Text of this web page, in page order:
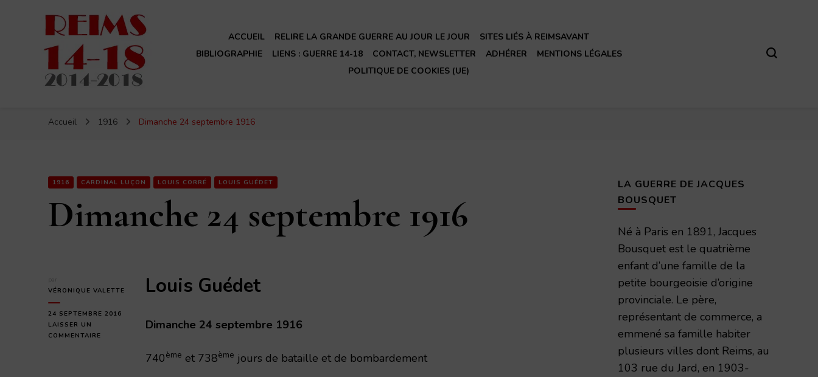
ACCUEIL RELIRE LA GRANDE GUERRE AU JOUR LE JOUR
SITES LIÉS À REIMSAVANT
BIBLIOGRAPHIE
LIENS : GUERRE 14-18 CONTACT, NEWSLETTER ADHÉRER
MENTIONS LÉGALES
POLITIQUE DE COOKIES (UE)
Accueil 1916 Dimanche 24 septembre 1916
1916 CARDINAL LUÇON LOUIS CORRÉ LOUIS GUÉDET
Dimanche 24 septembre 1916
VÉRONIQUE VALETTE
24 SEPTEMBRE 2016
LAISSER UN
COMMENTAIRE
Louis Guédet
Dimanche 24 septembre 1916
740ème et 738ème jours de bataille et de bombardement
LA GUERRE DE JACQUES
BOUSQUET
Né à Paris en 1891, Jacques
Bousquet est le quatrième
enfant d’une famille de la
petite bourgeoisie d’origine
provinciale. Le père,
représentant de commerce, a
emmené sa famille habiter
plusieurs villes dont Reims, au
103 rue du Jard, en 1903-